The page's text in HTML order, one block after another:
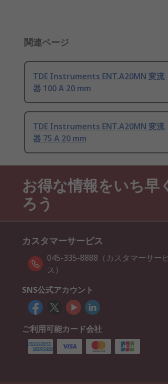
関連ページ
TDE Instruments ENT.A20MN 変流
器 100 A 20 mm
TDE Instruments ENT.A20MN 変流
器 75 A 20 mm
お得な情報をいち早
ろう
カスタマーサービス
045-335-8888（カスタマーサー
ス）
SNS公式アカウント
ご利用可能カード会社